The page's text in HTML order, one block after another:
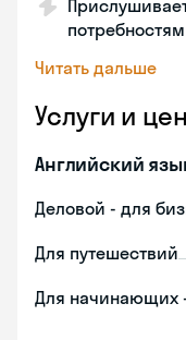
Читать дальше
Услуги и
Английский
Деловой - для
Для путешествий
Для начинающих